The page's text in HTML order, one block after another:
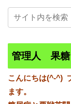
管理人 果糖
こんにちは(^-^)
ます。